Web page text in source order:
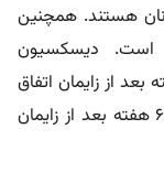
هستند. همچنین
است. دیسکسیون
از زایمان اتفاق
می‌افتد، اما می‌تواند در انتهای بارداری یا طی ۶ هفته بعد از زایمان